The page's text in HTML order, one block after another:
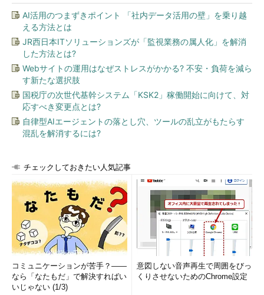
AI活用のつまずきポイント 「社内データ活用の壁」を乗り越
える方法とは
JR西日本ITソリューションズが「監視業務の属人化」を解消
した方法とは?
Webサイトの運用はなぜストレスがかかる? 不安・負荷を減ら
す新たな選択肢
国税庁の次世代基幹システム「KSK2」稼働開始に向けて、対
応すべき変更点とは?
自律型AIエージェントの落とし穴、ツールの乱立がもたらす
混乱を解消するには?
チェックしておきたい人気記事
コミュニケーションが苦手？――
なら「なたもだ」で解決すればい
いじゃない (1/3)
意図しない音声再生で周囲をびっ
くりさせないためのChrome設定